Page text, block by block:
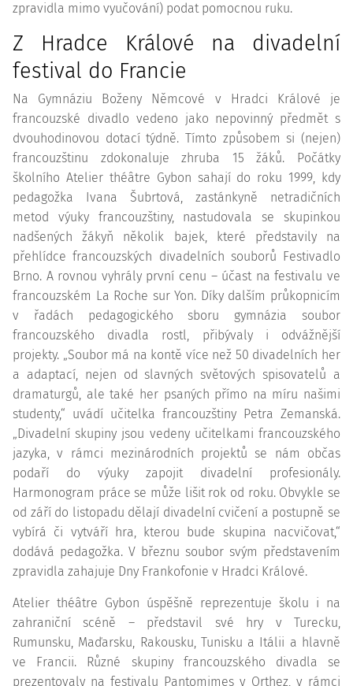
zpravidla mimo vyučování) podat pomocnou ruku.
Z Hradce Králové na divadelní
festival do Francie
Na Gymnáziu Boženy Němcové v Hradci Králové je
francouzské divadlo vedeno jako nepovinný předmět s
dvouhodinovou dotací týdně. Tímto způsobem si (nejen)
francouzštinu zdokonaluje zhruba 15 žáků. Počátky
školního Atelier théâtre Gybon sahají do roku 1999, kdy
pedagožka Ivana Šubrtová, zastánkyně netradičních
metod výuky francouzštiny, nastudovala se skupinkou
nadšených žákyň několik bajek, které představily na
přehlídce francouzských divadelních souborů Festivadlo
Brno. A rovnou vyhrály první cenu – účast na festivalu ve
francouzském La Roche sur Yon. Díky dalším průkopnicím
v řadách pedagogického sboru gymnázia soubor
francouzského divadla rostl, přibývaly i odvážnější
projekty. „Soubor má na kontě více než 50 divadelních her
a adaptací, nejen od slavných světových spisovatelů a
dramaturgů, ale také her psaných přímo na míru našimi
studenty,“ uvádí učitelka francouzštiny Petra Zemanská.
„Divadelní skupiny jsou vedeny učitelkami francouzského
jazyka, v rámci mezinárodních projektů se nám občas
podaří do výuky zapojit divadelní profesionály.
Harmonogram práce se může lišit rok od roku. Obvykle se
od září do listopadu dělají divadelní cvičení a postupně se
vybírá či vytváří hra, kterou bude skupina nacvičovat,“
dodává pedagožka. V březnu soubor svým představením
zpravidla zahajuje Dny Frankofonie v Hradci Králové.
Atelier théâtre Gybon úspěšně reprezentuje školu i na
zahraniční scéně – představil své hry v Turecku,
Rumunsku, Maďarsku, Rakousku, Tunisku a Itálii a hlavně
ve Francii. Různé skupiny francouzského divadla se
prezentovaly na festivalu Pantomimes v Orthez, v rámci